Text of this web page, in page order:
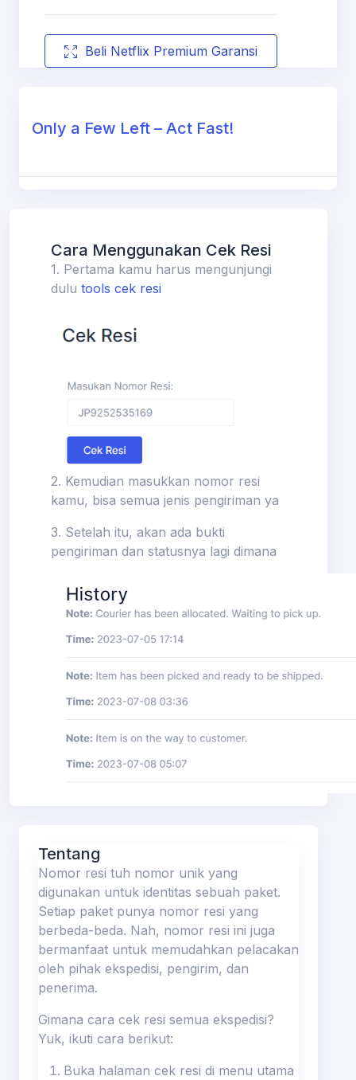
Beli Netflix Premium Garansi
Only a Few Left – Act Fast!
Cara Menggunakan Cek Resi
1. Pertama kamu harus mengunjungi
dulu tools cek resi
2. Kemudian masukkan nomor resi
kamu, bisa semua jenis pengiriman ya
3. Setelah itu, akan ada bukti
pengiriman dan statusnya lagi dimana
Tentang
Nomor resi tuh nomor unik yang
digunakan untuk identitas sebuah paket.
Setiap paket punya nomor resi yang
berbeda-beda. Nah, nomor resi ini juga
bermanfaat untuk memudahkan pelacakan
oleh pihak ekspedisi, pengirim, dan
penerima.
Gimana cara cek resi semua ekspedisi?
Yuk, ikuti cara berikut:
Buka halaman cek resi di menu utama